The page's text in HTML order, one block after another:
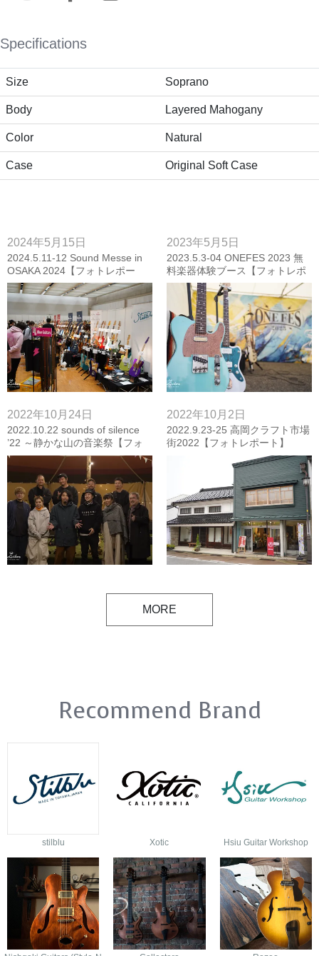
Specifications
Size Soprano
Body Layered Mahogany
Color Natural
Case Original Soft Case
2024年5月15日
2024.5.11-12 Sound Messe in
OSAKA 2024【フォトレポー
ト】
2023年5月5日
2023.5.3-04 ONEFES 2023 無
料楽器体験ブース【フォトレポ
ート】
2022年10月24日
2022.10.22 sounds of silence
’22 ～静かな山の音楽祭【フォ
トレポート】
2022年10月2日
2022.9.23-25 高岡クラフト市場
街2022【フォトレポート】
MORE
Recommend Brand
stilblu Xotic Hsiu Guitar Workshop